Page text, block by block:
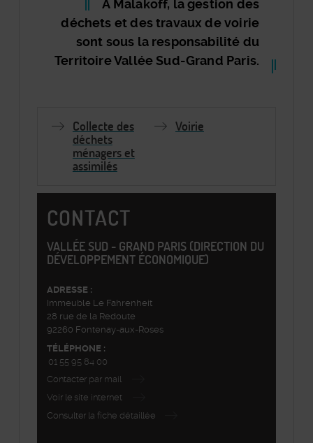
À Malakoff, la gestion des
déchets et des travaux de voirie
sont sous la responsabilité du
Territoire Vallée Sud-Grand Paris.
Colonne
Centrale
Collecte des
déchets
ménagers et
assimilés
Voirie
CONTACT
VALLÉE SUD - GRAND PARIS (DIRECTION DU
DÉVELOPPEMENT ÉCONOMIQUE)
ADRESSE :
Immeuble Le Fahrenheit
28 rue de la Redoute
92260 Fontenay-aux-Roses
TÉLÉPHONE :
01 55 95 84 00
Contacter par mail
Voir le site internet
Consulter la fiche détaillée